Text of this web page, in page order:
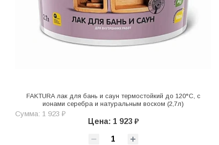
FAKTURA лак для бань и саун термостойкий до 120°С, с
ионами серебра и натуральным воском (2,7л)
Сумма: 1 923 ₽
Цена: 1 923 ₽